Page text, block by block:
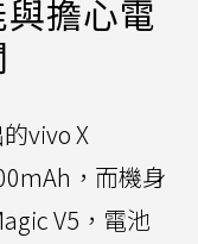
擔心電
vivo X
，而機身
V5，電池